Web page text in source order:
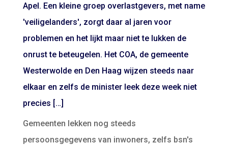
Apel. Een kleine groep overlastgevers, met name
'veiligelanders', zorgt daar al jaren voor
problemen en het lijkt maar niet te lukken de
onrust te beteugelen. Het COA, de gemeente
Westerwolde en Den Haag wijzen steeds naar
elkaar en zelfs de minister leek deze week niet
precies […]
Gemeenten lekken nog steeds
persoonsgegevens van inwoners, zelfs bsn's